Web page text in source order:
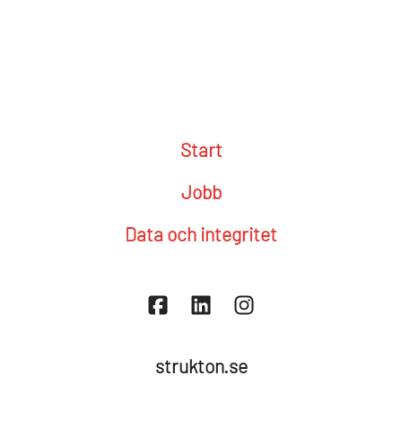
Start
Jobb
Data och integritet
strukton.se